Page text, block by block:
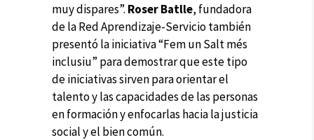
muy dispares”. Roser Batlle, fundadora
de la Red Aprendizaje-Servicio también
presentó la iniciativa “Fem un Salt més
inclusiu” para demostrar que este tipo
de iniciativas sirven para orientar el
talento y las capacidades de las personas
en formación y enfocarlas hacia la justicia
social y el bien común.